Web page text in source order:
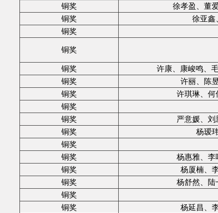
铜奖
徐孝盈、董
铜奖
徐亚
铜奖
铜奖
铜奖
许康、康峻鸣、
铜奖
许丽、陈
铜奖
许琪琳、
铜奖
铜奖
严意媛、
铜奖
杨瑷
铜奖
铜奖
杨惠雅、
铜奖
杨厦楠、
铜奖
杨舒然、
铜奖
铜奖
杨延昌、